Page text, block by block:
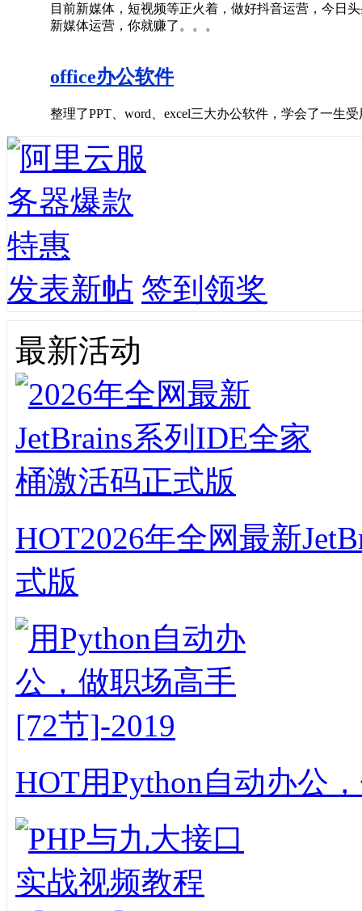
目前新媒体，短视频等正火着，做好抖音运营，今日
新媒体运营，你就赚了。。。
office办公软件
整理了PPT、word、excel三大办公软件，学会了一生受
发表新帖 签到领奖
最新活动
HOT2026年全网最新
式版
HOT用Python自动办公